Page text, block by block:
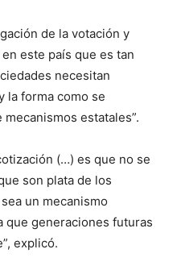
de la votación y
este país que es tan
necesitan
la forma como se
estatales”.
(…) es que no se
son plata de los
un mecanismo
que generaciones futuras
explicó.